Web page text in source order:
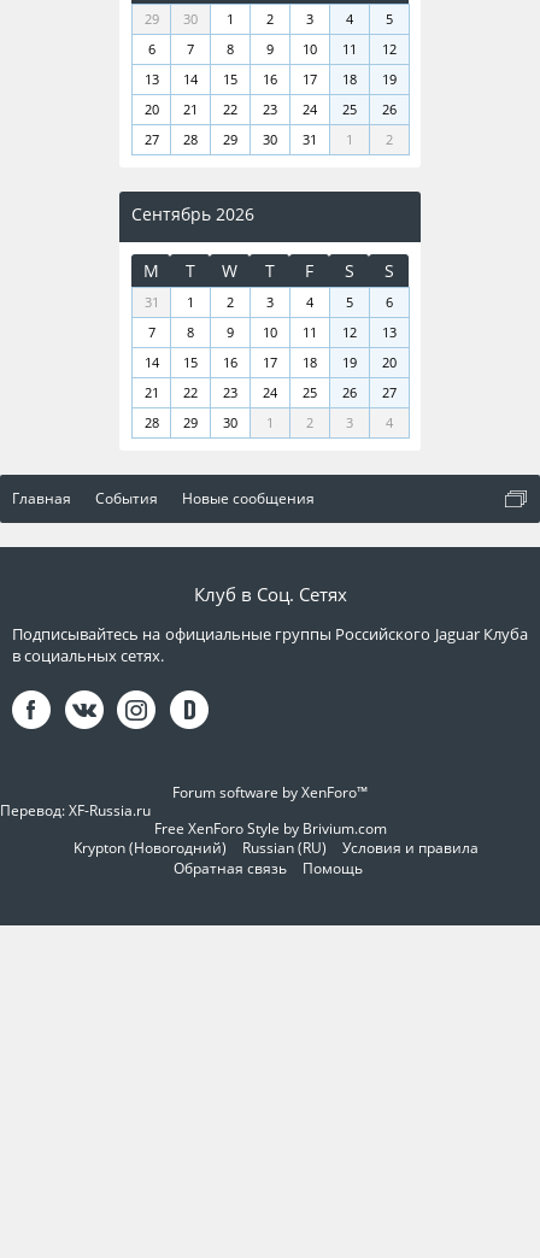
29 30 1 2 3 4
5
6
7 8 9 10 11
12
13
14 15 16 17 18
19
20
21 22 23 24 25
26
27
28 29 30 31 1 2
Сентябрь 2026
M T W T F S S
31 1 2 3 4 5
6
7
8 9 10 11 12
13
14
15 16 17 18 19
20
21
22 23 24 25 26
27
28
29 30 1 2 3 4
Главная События Новые сообщения
Клуб в Соц. Сетях
Подписывайтесь на официальные группы Российского Jaguar Клуба
в социальных сетях.
Forum software by XenForo™
Перевод:XF-Russia.ru
Free XenForo Style by Brivium.com
Krypton (Новогодний)
Russian (RU)
Условия и правила
Обратная связь
Помощь